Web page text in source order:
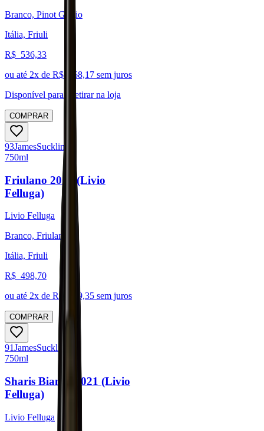
Branco, Pinot Grigio
Itália, Friuli
R$ 536,33
ou até 2x de R$ 268,17 sem juros
Disponível para:
Retirar na loja
COMPRAR
93JamesSuckling
750ml
Friulano 2021 (Livio
Felluga)
Livio Felluga
Branco, Friulano
Itália, Friuli
R$ 498,70
ou até 2x de R$ 249,35 sem juros
COMPRAR
91JamesSuckling
750ml
Sharis Bianco 2021 (Livio
Felluga)
Livio Felluga